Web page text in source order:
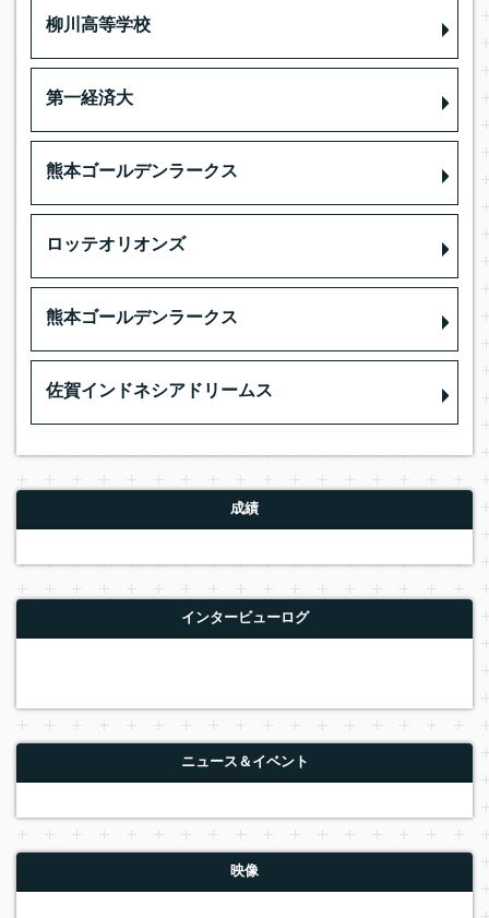
柳川高等学校
第一経済大
熊本ゴールデンラークス
ロッテオリオンズ
熊本ゴールデンラークス
佐賀インドネシアドリームス
成績
インタービューログ
ニュース＆イベント
映像